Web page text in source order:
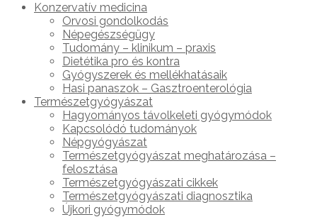
Konzervatív medicina
Orvosi gondolkodás
Népegészségügy
Tudomány – klinikum – praxis
Dietétika pro és kontra
Gyógyszerek és mellékhatásaik
Hasi panaszok – Gasztroenterológia
Természetgyógyászat
Hagyományos távolkeleti gyógymódok
Kapcsolódó tudományok
Népgyógyászat
Természetgyógyászat meghatározása –
felosztása
Természetgyógyászati cikkek
Természetgyógyászati diagnosztika
Újkori gyógymódok